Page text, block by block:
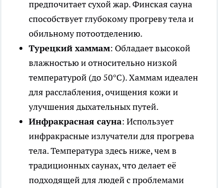
предпочитает сухой жар. Финская сауна
способствует глубокому прогреву тела и
обильному потоотделению.
Турецкий хаммам: Обладает высокой
влажностью и относительно низкой
температурой (до 50°C). Хаммам идеален
для расслабления, очищения кожи и
улучшения дыхательных путей.
Инфракрасная сауна: Использует
инфракрасные излучатели для прогрева
тела. Температура здесь ниже, чем в
традиционных саунах, что делает её
подходящей для людей с проблемами